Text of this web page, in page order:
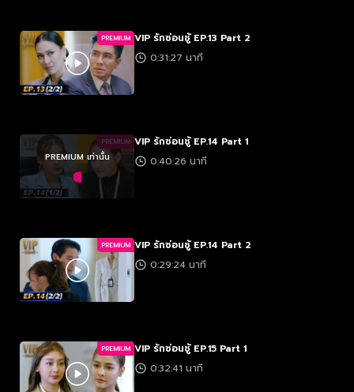
PREMIUM VIP รักซ่อนชู้ EP.13 Part 2
0:31:27 นาที
PREMIUM
PREMIUM เท่านั้น
VIP รักซ่อนชู้ EP.14 Part 1
0:40:26 นาที
PREMIUM VIP รักซ่อนชู้ EP.14 Part 2
0:29:24 นาที
PREMIUM VIP รักซ่อนชู้ EP.15 Part 1
0:32:41 นาที